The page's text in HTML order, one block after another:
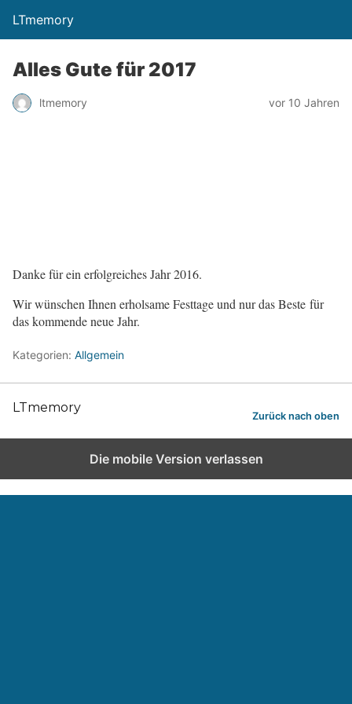
LTmemory
Alles Gute für 2017
ltmemory vor 10 Jahren
Danke für ein erfolgreiches Jahr 2016.
Wir wünschen Ihnen erholsame Festtage und nur das Beste für
das kommende neue Jahr.
Kategorien: Allgemein
LTmemory
Zurück nach oben
Die mobile Version verlassen